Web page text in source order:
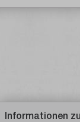
Informationen